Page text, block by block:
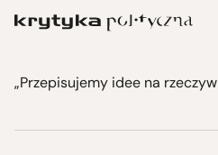
„Przepisujemy idee na